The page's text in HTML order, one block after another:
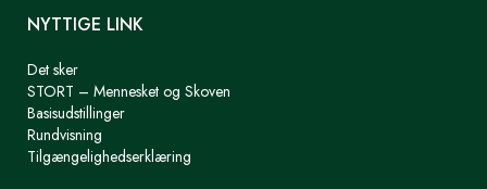
NYTTIGE LINK
Det sker
STORT – Mennesket og Skoven
Basisudstillinger
Rundvisning
Tilgængelighedserklæring